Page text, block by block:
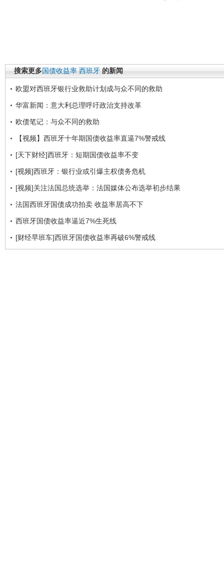
搜索更多国债收益率 西班牙 的新闻
欧盟对西班牙银行业救助计划成与众不同的救助
华富新闻：意大利总理呼吁政治支持改革
欧债笔记：与众不同的救助
【视频】西班牙十年期国债收益率直逼7%警戒线
[天下财经]西班牙：短期国债收益率不变
[视频]西班牙：银行业或引爆主权债务危机
[视频]关注法国总统选举：法国媒体公布选举初步结果
法国西班牙国债成功拍卖 收益率居高不下
西班牙国债收益率逼近7%生死线
[财经早班车]西班牙国债收益率再破6%警戒线